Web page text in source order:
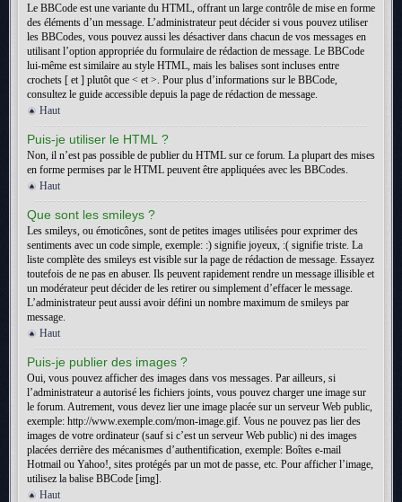
Le BBCode est une variante du HTML, offrant un large contrôle de mise en forme
des éléments d’un message. L’administrateur peut décider si vous pouvez utiliser
les BBCodes, vous pouvez aussi les désactiver dans chacun de vos messages en
utilisant l’option appropriée du formulaire de rédaction de message. Le BBCode
lui-même est similaire au style HTML, mais les balises sont incluses entre
crochets [ et ] plutôt que < et >. Pour plus d’informations sur le BBCode,
consultez le guide accessible depuis la page de rédaction de message.
Haut
Puis-je utiliser le HTML ?
Non, il n’est pas possible de publier du HTML sur ce forum. La plupart des mises
en forme permises par le HTML peuvent être appliquées avec les BBCodes.
Haut
Que sont les smileys ?
Les smileys, ou émoticônes, sont de petites images utilisées pour exprimer des
sentiments avec un code simple, exemple: :) signifie joyeux, :( signifie triste. La
liste complète des smileys est visible sur la page de rédaction de message. Essayez
toutefois de ne pas en abuser. Ils peuvent rapidement rendre un message illisible et
un modérateur peut décider de les retirer ou simplement d’effacer le message.
L’administrateur peut aussi avoir défini un nombre maximum de smileys par
message.
Haut
Puis-je publier des images ?
Oui, vous pouvez afficher des images dans vos messages. Par ailleurs, si
l’administrateur a autorisé les fichiers joints, vous pouvez charger une image sur
le forum. Autrement, vous devez lier une image placée sur un serveur Web public,
exemple: http://www.exemple.com/mon-image.gif. Vous ne pouvez pas lier des
images de votre ordinateur (sauf si c’est un serveur Web public) ni des images
placées derrière des mécanismes d’authentification, exemple: Boîtes e-mail
Hotmail ou Yahoo!, sites protégés par un mot de passe, etc. Pour afficher l’image,
utilisez la balise BBCode [img].
Haut